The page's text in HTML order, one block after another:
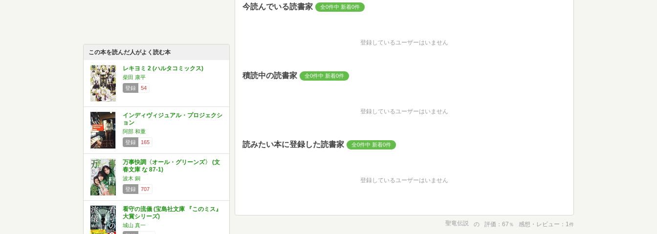
この本を読んだ人がよく読む本
レキヨミ 2 (ハルタコミックス)
柴田 康平
登録
54
インディヴィジュアル・プロジェクシ
ョン
阿部 和重
登録
165
万事快調〈オール・グリーンズ〉 (文
春文庫 な 87-1)
波木 銅
登録
707
看守の流儀 (宝島社文庫 『このミス』
大賞シリーズ)
城山 真一
今読んでいる読書家 全0件中 新着0件
登録しているユーザーはいません
積読中の読書家 全0件中 新着0件
登録しているユーザーはいません
読みたい本に登録した読書家 全0件中 新着0件
登録しているユーザーはいません
聖竜伝説 の 評価 67 ％ 感想・レビュー 1件